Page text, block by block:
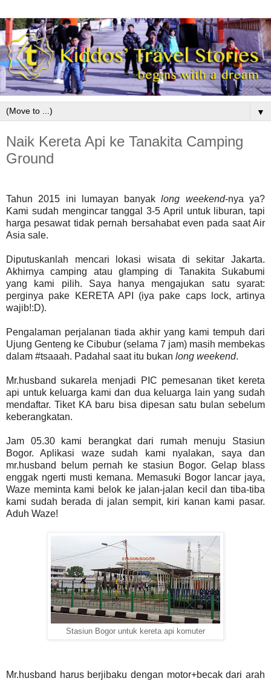
▼
Naik Kereta Api ke Tanakita Camping
Ground
Tahun 2015 ini lumayan banyaklong weekend-nya ya?
Kami sudah mengincar tanggal 3-5 April untuk liburan, tapi
harga pesawat tidak pernah bersahabat even pada saat Air
Asia sale.
Diputuskanlah mencari lokasi wisata di sekitar Jakarta.
Akhirnya camping atau glamping di Tanakita Sukabumi
yang kami pilih. Saya hanya mengajukan satu syarat:
perginya pake KERETA API (iya pake caps lock, artinya
wajib!:D).
Pengalaman perjalanan tiada akhir yang kami tempuh dari
Ujung Genteng ke Cibubur (selama 7 jam) masih membekas
dalam #tsaaah. Padahal saat itu bukan long weekend.
Mr.husband sukarela menjadi PIC pemesanan tiket kereta
api untuk keluarga kami dan dua keluarga lain yang sudah
mendaftar. Tiket KA baru bisa dipesan satu bulan sebelum
keberangkatan.
Jam 05.30 kami berangkat dari rumah menuju Stasiun
Bogor. Aplikasi waze sudah kami nyalakan, saya dan
mr.husband belum pernah ke stasiun Bogor. Gelap blass
enggak ngerti musti kemana. Memasuki Bogor lancar jaya,
Waze meminta kami belok ke jalan-jalan kecil dan tiba-tiba
kami sudah berada di jalan sempit, kiri kanan kami pasar.
Aduh Waze!
Stasiun Bogor untuk kereta api komuter
Mr.husband harus berjibaku dengan motor+becak dari arah